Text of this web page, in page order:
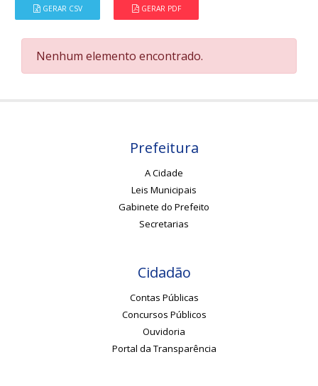
GERAR CSV GERAR PDF
Nenhum elemento encontrado.
Prefeitura
A Cidade
Leis Municipais
Gabinete do Prefeito
Secretarias
Cidadão
Contas Públicas
Concursos Públicos
Ouvidoria
Portal da Transparência